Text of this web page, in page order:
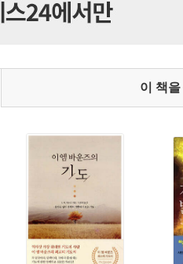
이 책